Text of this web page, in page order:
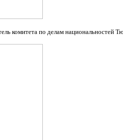
комитета по делам национальностей